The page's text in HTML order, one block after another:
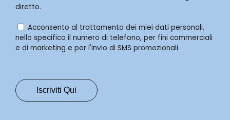
diretto.
Acconsento al trattamento dei miei dati personali,
nello specifico il numero di telefono, per fini commerciali
e di marketing e per l'invio di SMS promozionali.